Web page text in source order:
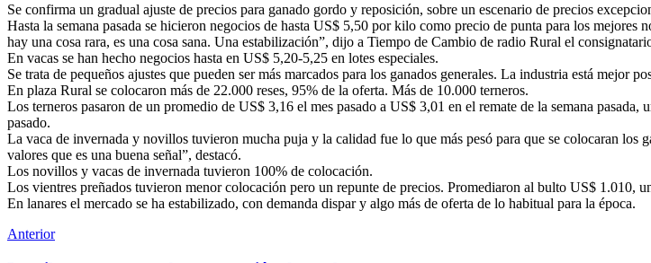
Se confirma un gradual ajuste de precios para ganado gordo y reposición, sobre un escenario de precios
Hasta la semana pasada se hicieron negocios de hasta US$ 5,50 por kilo como precio de punta para los
hay una cosa rara, es una cosa sana. Una estabilización”, dijo a Tiempo de Cambio de radio Rural el
En vacas se han hecho negocios hasta en US$ 5,20-5,25 en lotes especiales.
Se trata de pequeños ajustes que pueden ser más marcados para los ganados generales. La industria está mejor
En plaza Rural se colocaron más de 22.000 reses, 95% de la oferta. Más de 10.000 terneros.
Los terneros pasaron de un promedio de US$ 3,16 el mes pasado a US$ 3,01 en el remate de la semana
pasado.
La vaca de invernada y novillos tuvieron mucha puja y la calidad fue lo que más pesó para que se colocaran los
valores que es una buena señal”, destacó.
Los novillos y vacas de invernada tuvieron 100% de colocación.
Los vientres preñados tuvieron menor colocación pero un repunte de precios. Promediaron al bulto US$ 1.010,
En lanares el mercado se ha estabilizado, con demanda dispar y algo más de oferta de lo habitual para la época.
Anterior